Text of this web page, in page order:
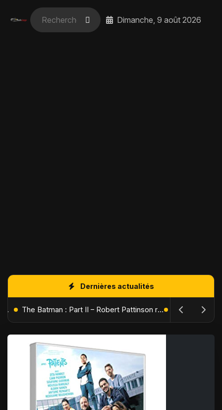
Dimanche, 9 août 2026
Dernières actualités
L'Âge de Glace : Le Réveil du Volcan – Manny, Sid et Diego de retour pour une aventure explosive The Batman : Part II – Robert Pattinson replonge dans les ténèbres de Gotham dès octobre 2027